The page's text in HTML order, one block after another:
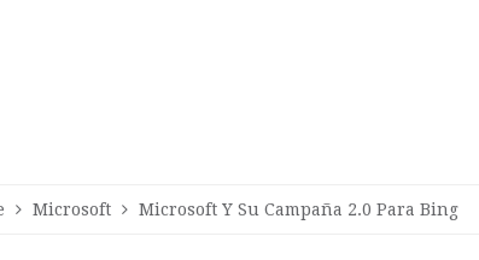
Microsoft Microsoft Y Su Campaña 2.0 Para Bing